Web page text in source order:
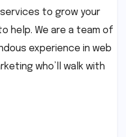
to grow your
help. We are a team of
experience in web
who’ll walk with